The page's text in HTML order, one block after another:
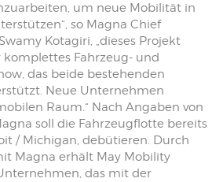
um neue Mobilität in
so Magna Chief
Kotagiri, „dieses Projekt
Fahrzeug- und
das beide bestehenden
Neue Unternehmen
Raum.“ Nach Angaben von
soll die Fahrzeugflotte bereits
/ Michigan, debütieren. Durch
Magna erhält May Mobility
das mit der